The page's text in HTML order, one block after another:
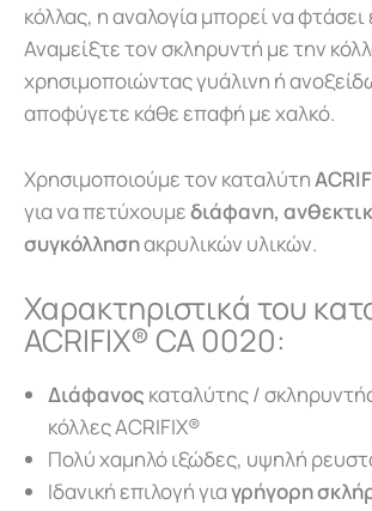
κόλλας, η αναλογία μπορεί να
Αναμείξτε τον σκληρυντή με την
χρησιμοποιώντας γυάλινη ή
αποφύγετε κάθε επαφή με χαλκό.
Χρησιμοποιούμε τον καταλύτη
για να πετύχουμεδιάφανη,
συγκόλλησηακρυλικών υλικών.
Χαρακτηριστικά του
ACRIFIX® CA 0020:
Διάφανος καταλύτης /
κόλλες ACRIFIX®
Πολύ χαμηλό ιξώδες, υψηλή
Ιδανική επιλογή γιαγρήγορη